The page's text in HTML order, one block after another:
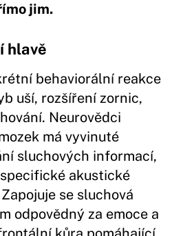
jim.
hlavě
behaviorální reakce
uší, rozšíření zornic,
Neurovědci
má vyvinuté
sluchových informací,
akustické
se sluchová
odpovědný za emoce a